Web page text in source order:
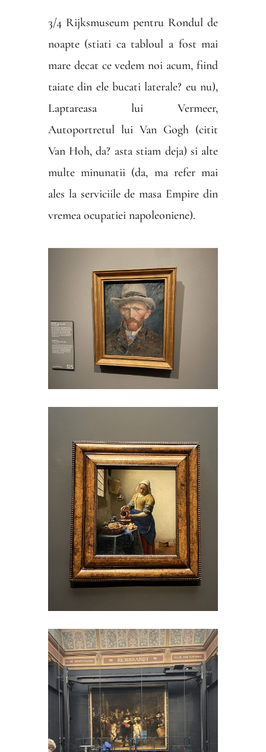
3/4 Rijksmuseum pentru Rondul de
noapte (stiati ca tabloul a fost mai
mare decat ce vedem noi acum, fiind
taiate din ele bucati laterale? eu nu),
Laptareasa lui Vermeer,
Autoportretul lui Van Gogh (citit
Van Hoh, da? asta stiam deja) si alte
multe minunatii (da, ma refer mai
ales la serviciile de masa Empire din
vremea ocupatiei napoleoniene).